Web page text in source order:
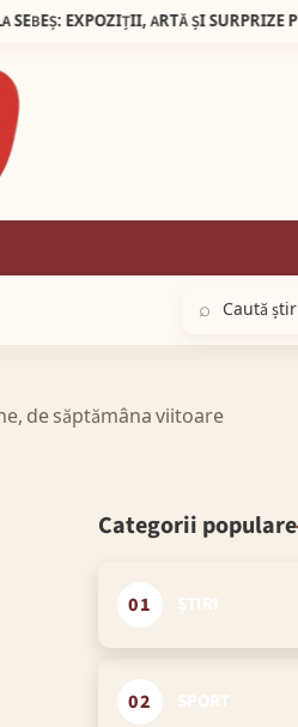
23 MAI 2026, NOAPTEA MUZEELOR LA SEBEȘ: EXPOZIȚII, ARTĂ ȘI SURPRIZE PENTRU VIZITATORI
⌕
de săptămâna viitoare
Categorii populare
01
02